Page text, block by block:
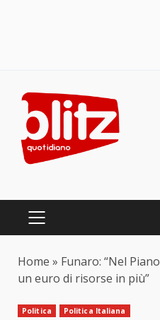
content
PRIMARY
Home » Funaro: “Nel
un euro di risorse in più”
Politica Politica Italiana